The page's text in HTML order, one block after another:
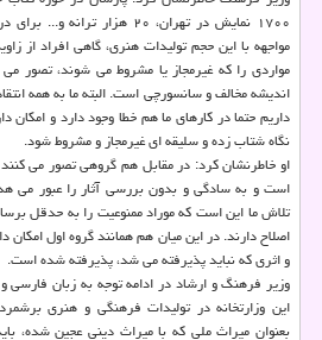
۱۷۰۰ نمایش در تهران، ۲۰ هزار
مواجهه با این حجم تولیدات هنری، گاهی افراد از
مواردی را که غیرمجاز یا مشروط می شوند، تصور
اندیشه مخالف و سانسورچی است. البته ما به همه
داریم حتما در کارهای ما هم خطا وجود دارد و امکان
نگاه شتاب زده و سلیقه ای غیرمجاز و مشروط شود.
او خاطرنشان کرد: در مقابل هم گروهی تصور می
است و به سادگی و بدون بررسی آثار را عبور می
تلاش ما این است که موراد ممنوعیت را به حدقل
اصلاح دارند. در این میان هم همانند گروه اول امکان
و اثری که نباید پذیرفته می شد، پذیرفته شده است.
وزیر فرهنگ و ارشاد در ادامه توجه به زبان فارسی و
این وزارتخانه در تولیدات فرهنگی و هنری
بعنوان میراث ملی که با میراث دینی عجین شده،